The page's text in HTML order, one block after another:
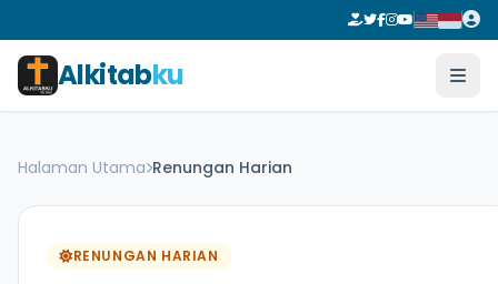
Alkitabku
Halaman Utama Renungan Harian
RENUNGAN HARIAN